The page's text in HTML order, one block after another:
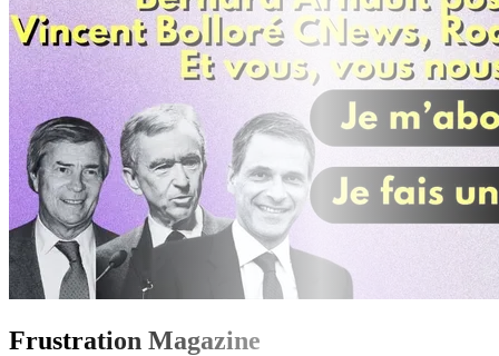
Frustration Magazine